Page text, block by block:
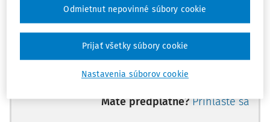
augusta 2021 slovenským štátnym občanom, pánom
Richardom Molnárom (ďalej len "sťažovateľ"), ktorý sa
narodil v roku 1965, žije v Stupave a ktorého zastupovala
pani M. Lichnerová, advokátka pôsobiaca v Bratislave;
po neverejnom prerokovaní, rozhodol takto:
Máte predplatné? Prihláste sa
Nastavenia súborov cookie
Odmietnut nepovinné súbory cookie
Prijať všetky súbory cookie